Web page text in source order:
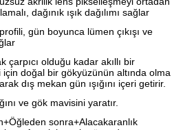
dağınık ışık dağılımı sağlar
gün boyunca lümen çıkışı ve
çarpıcı olduğu kadar akıllı bir
için doğal bir gökyüzünün altında olma
dış mekan gün ışığını içeri getirir.
ve gök mavisini yaratır.
sonra+Alacakaranlık